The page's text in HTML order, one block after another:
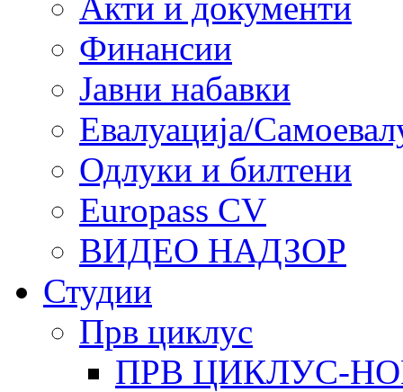
Финансии
Јавни набавки
Евалуација/
Одлуки и билтени
Europass CV
ВИДЕО НАДЗОР
Студии
Прв циклус
ПРВ ЦИКЛУС-